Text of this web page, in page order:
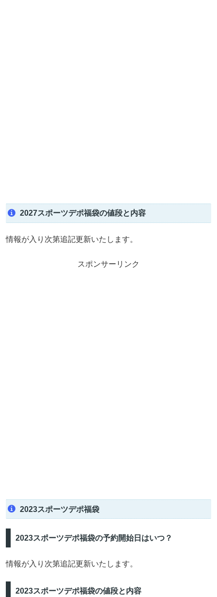
2027スポーツデポ福袋の値段と内容
情報が入り次第追記更新いたします。
スポンサーリンク
2023スポーツデポ福袋
2023スポーツデポ福袋の予約開始日はいつ？
情報が入り次第追記更新いたします。
2023スポーツデポ福袋の値段と内容